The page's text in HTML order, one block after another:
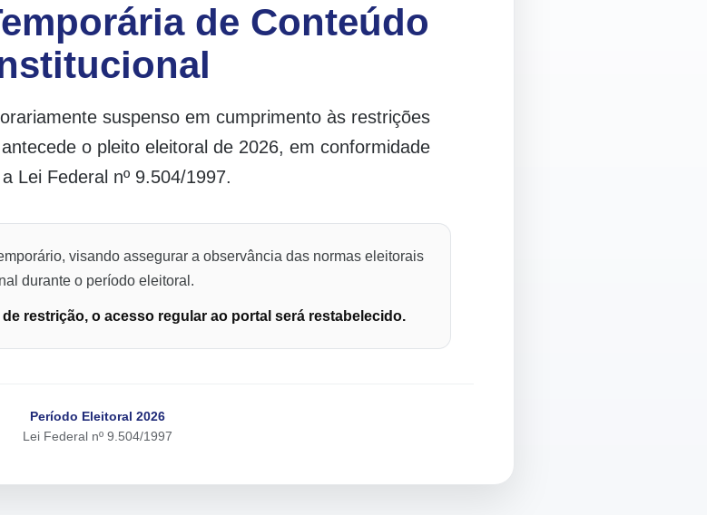
de Conteúdo
suspenso em cumprimento às restrições
o pleito eleitoral de 2026, em conformidade
Lei Federal nº 9.504/1997.
visando assegurar a observância das normas eleitorais
durante o período eleitoral.
restrição, o acesso regular ao portal será restabelecido.
Período Eleitoral 2026
Lei Federal nº 9.504/1997